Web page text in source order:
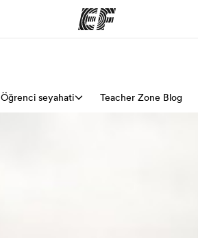
Ofislerimiz
Öğrenci seyahati Teacher Zone Blog